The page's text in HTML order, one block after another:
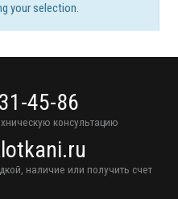
your selection.
45-86
консультацию
наличие или получить счет